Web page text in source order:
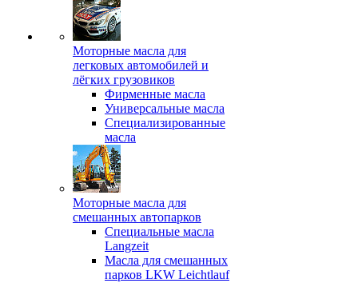
Моторные масла для
легковых автомобилей и
лёгких грузовиков
Фирменные масла
Универсальные масла
Специализированные
масла
Моторные масла для
смешанных автопарков
Специальные масла
Langzeit
Масла для смешанных
парков LKW Leichtlauf